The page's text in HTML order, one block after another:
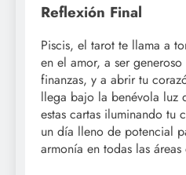
Reflexión Final
Piscis, el tarot te llama a
en el amor, a ser
finanzas, y a abrir tu
llega bajo la benévola luz
estas cartas iluminando tu
un día lleno de potencial
armonía en todas las